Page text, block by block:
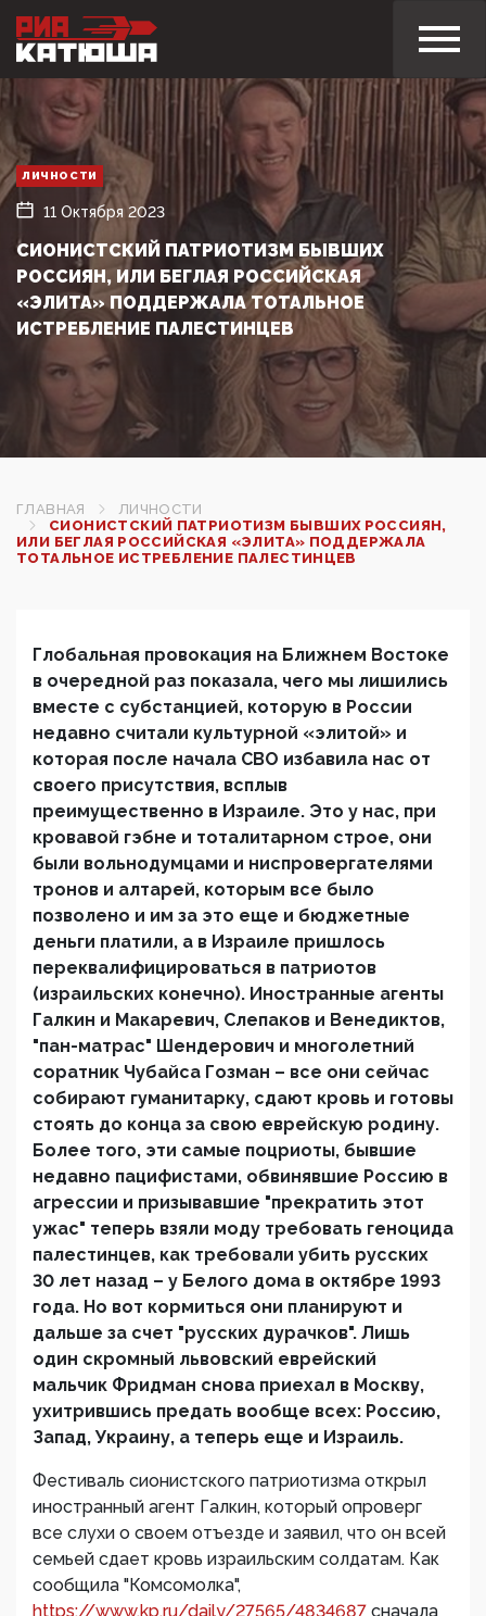
ЛИЧНОСТИ
11 Октября 2023
СИОНИСТСКИЙ ПАТРИОТИЗМ БЫВШИХ
РОССИЯН, ИЛИ БЕГЛАЯ РОССИЙСКАЯ
«ЭЛИТА» ПОДДЕРЖАЛА ТОТАЛЬНОЕ
ИСТРЕБЛЕНИЕ ПАЛЕСТИНЦЕВ
ГЛАВНАЯ
ЛИЧНОСТИ
СИОНИСТСКИЙ ПАТРИОТИЗМ БЫВШИХ РОССИЯН,
ИЛИ БЕГЛАЯ РОССИЙСКАЯ «ЭЛИТА» ПОДДЕРЖАЛА
ТОТАЛЬНОЕ ИСТРЕБЛЕНИЕ ПАЛЕСТИНЦЕВ
Глобальная провокация на Ближнем Востоке
в очередной раз показала, чего мы лишились
вместе с субстанцией, которую в России
недавно считали культурной «элитой» и
которая после начала СВО избавила нас от
своего присутствия, всплыв
преимущественно в Израиле. Это у нас, при
кровавой гэбне и тоталитарном строе, они
были вольнодумцами и ниспровергателями
тронов и алтарей, которым все было
позволено и им за это еще и бюджетные
деньги платили, а в Израиле пришлось
переквалифицироваться в патриотов
(израильских конечно). Иностранные агенты
Галкин и Макаревич, Слепаков и Венедиктов,
"пан-матрас" Шендерович и многолетний
соратник Чубайса Гозман – все они сейчас
собирают гуманитарку, сдают кровь и готовы
стоять до конца за свою еврейскую родину.
Более того, эти самые поцриоты, бывшие
недавно пацифистами, обвинявшие Россию в
агрессии и призывавшие "прекратить этот
ужас" теперь взяли моду требовать геноцида
палестинцев, как требовали убить русских
30 лет назад – у Белого дома в октябре 1993
года. Но вот кормиться они планируют и
дальше за счет "русских дурачков". Лишь
один скромный львовский еврейский
мальчик Фридман снова приехал в Москву,
ухитрившись предать вообще всех: Россию,
Запад, Украину, а теперь еще и Израиль.
Фестиваль сионистского патриотизма открыл
иностранный агент Галкин, который опроверг
все слухи о своем отъезде и заявил, что он всей
семьей сдает кровь израильским солдатам. Как
сообщила "Комсомолка",
https://www.kp.ru/daily/27565/4834687 сначала